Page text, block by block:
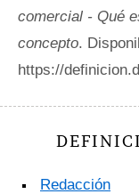
comercial - Qué
concepto.
https://
Redacción